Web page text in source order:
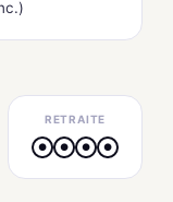
RETRAITE
● ● ● ●